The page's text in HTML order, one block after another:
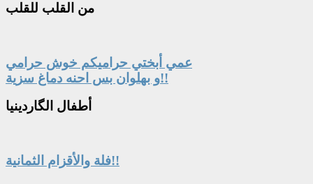
من القلب للقلب
عمي أبختي حراميكم خوش حرامي
و بهلوان بس احنه دماغ سزية!!
أطفال الگاردينيا
فلة والأقزام الثمانية!!